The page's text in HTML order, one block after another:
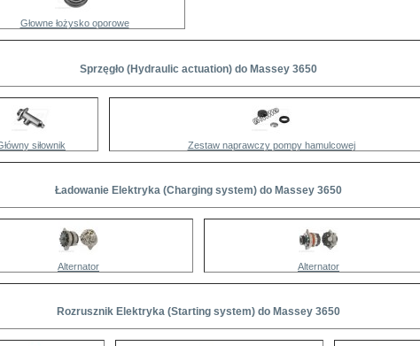
Głowne łożysko oporowe
Sprzęgło (Hydraulic actuation) do Massey 3650
siłownik Zestaw naprawczy pompy hamulcowej
Ładowanie Elektryka (Charging system) do Massey 3650
Alternator Alternator
Rozrusznik Elektryka (Starting system) do Massey 3650